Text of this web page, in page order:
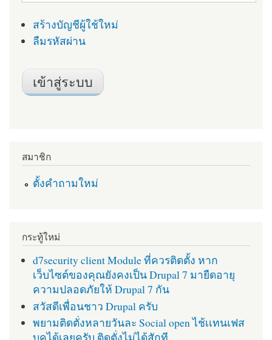
สร้างบัญชีผู้ใช้ใหม่
ลืมรหัสผ่าน
สมาชิก
ตั้งคำถามใหม่
กระทู้ใหม่
d7security client Module ที่ควรติดตั้ง หาก
เว็บไซต์ของคุณยังคงเป็น Drupal 7 มายืดอายุ
ความปลอดภัยให้ Drupal 7 กัน
สวัสดีเพื่อนชาว Drupal ครับ
พยามติดตั่งหลายวันละ Social open ไช้เเทนเฟส